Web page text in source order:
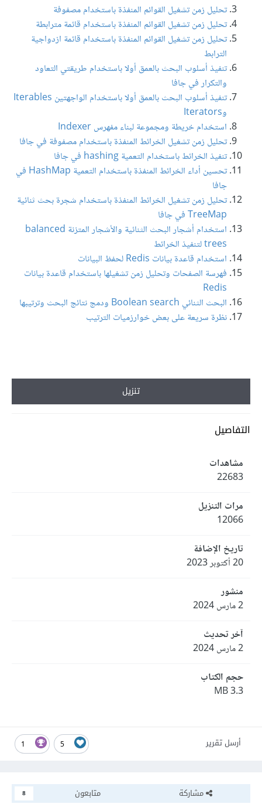
تحليل زمن تشغيل القوائم المنفذة باستخدام مصفوفة
تحليل زمن تشغيل القوائم المنفذة باستخدام قائمة مترابطة
تحليل زمن تشغيل القوائم المنفذة باستخدام قائمة ازدواجية
الترابط
تنفيذ أسلوب البحث بالعمق أولا باستخدام طريقتي التعاود
والتكرار في جافا
تنفيذ أسلوب البحث بالعمق أولا باستخدام الواجهتين Iterables
وIterators
استخدام خريطة ومجموعة لبناء مفهرس Indexer
تحليل زمن تشغيل الخرائط المنفذة باستخدام مصفوفة في جافا
تنفيذ الخرائط باستخدام التعمية hashing في جافا
تحسين أداء الخرائط المنفذة باستخدام التعمية HashMap في
جافا
تحليل زمن تشغيل الخرائط المنفذة باستخدام شجرة بحث ثنائية
TreeMap في جافا
استخدام أشجار البحث الثنائية والأشجار المتزنة balanced
trees لتنفيذ الخرائط
استخدام قاعدة بيانات Redis لحفظ البيانات
فهرسة الصفحات وتحليل زمن تشغيلها باستخدام قاعدة بيانات
Redis
البحث الثنائي Boolean search ودمج نتائج البحث وترتيبها
نظرة سريعة على بعض خوارزميات الترتيب
تنزيل
التفاصيل
مشاهدات
22683
مرات التنزيل
12066
تاريخ الإضافة
20 أكتوبر 2023
منشور
2 مارس 2024
آخر تحديث
2 مارس 2024
حجم الكتاب
3.3 MB
5
1 أرسل تقرير
مشاركة متابعون 8